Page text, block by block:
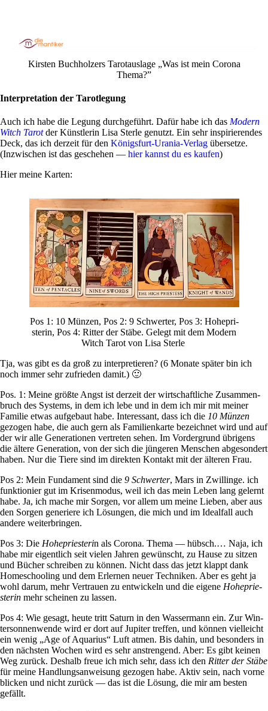
Kir­sten Buch­holzers Tarot­aus­lage „Was ist mein Corona
Thema?”
Interpretation der Tarotlegung
Auch ich habe die Legung durch­ge­führt. Dafür habe ich das Modern
Witch Tarotder Künst­lerin Lisa Sterle genutzt. Ein sehr inspi­rie­rendes
Deck, das ich der­zeit für den Königs­furt-Urania-Verlag über­setze.
(Inzwi­schen ist das geschehen — hier kannst du es kaufen)
Hier meine Karten:
Pos 1: 10 Münzen, Pos 2: 9 Schwerter, Pos 3: Hohe­pri­
sterin, Pos 4: Ritter der Stäbe. Gelegt mit dem Modern
Witch Tarot von Lisa Sterle
Tja, was gibt es da groß zu inter­pre­tieren? (6 Monate später bin ich
noch immer sehr zufrieden damit.) 🙂
Pos. 1: Meine größte Angst ist der­zeit der wirt­schaft­liche Zusam­men­
bruch des Systems, in dem ich lebe und in dem ich mir mit meiner
Familie etwas auf­ge­baut habe. Inter­es­sant, dass ich die 10 Münzen
gezogen habe, die auch gern als Fami­li­en­karte bezeichnet wird und auf
der wir alle Gene­ra­tionen ver­treten sehen. Im Vor­der­grund übri­gens
die ältere Gene­ra­tion, von der sich die jün­geren Men­schen abge­son­dert
haben. Nur die Tiere sind im direkten Kon­takt mit der älteren Frau.
Pos 2: Mein Fun­da­ment sind die 9 Schwerter, Mars in Zwil­linge. ich
funk­tio­nier gut im Kri­sen­modus, weil ich das mein Leben lang gelernt
habe. Ja, ich mache mir Sorgen, vor allem um meine Lieben, aber aus
den Sorgen gene­riere ich Lösungen, die mich und im Ide­al­fall auch
andere weiterbringen.
Pos 3: Die Hohe­prie­sterin als Corona. Thema — hübsch.… Naja, ich
habe mir eigent­lich seit vielen Jahren gewünscht, zu Hause zu sitzen
und Bücher schreiben zu können. Nicht dass das jetzt klappt dank
Home­schoo­ling und dem Erlernen neuer Tech­niken. Aber es geht ja
wohl darum, mehr Ver­trauen zu ent­wickeln und die eigene Hohe­prie­
sterin mehr scheinen zu lassen.
Pos 4: Wie gesagt, heute tritt Saturn in den Was­ser­mann ein. Zur Win­
ter­son­nen­wende wird er dort auf Jupiter treffen, und können viel­leicht
ein wenig „Age of Aqua­rius“ Luft atmen. Bis dahin, und beson­ders in
den näch­sten Wochen wird es sehr anstren­gend. Aber: Es gibt keinen
Weg zurück. Des­halb freue ich mich sehr, dass ich den Ritter der Stäbe
für meine Hand­lungs­an­wei­sung gezogen habe. Aktiv sein, nach vorne
blicken und nicht zurück — das ist die Lösung, die mir am besten
gefällt.